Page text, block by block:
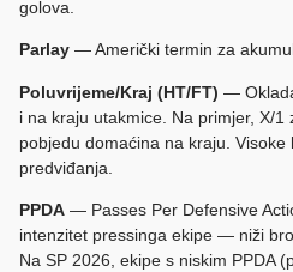
golova.
Parlay — Američki termin za
Poluvrijeme/Kraj (HT/FT) —
i na kraju utakmice. Na primjer, X/
pobjedu domaćina na kraju.
predviđanja.
PPDA — Passes Per Defensive
intenzitet pressinga ekipe — niži
Na SP 2026, ekipe s niskim PPDA